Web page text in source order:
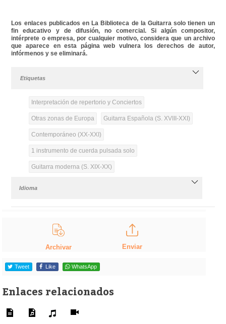
Los enlaces publicados en La Biblioteca de la Guitarra solo tienen un
fin educativo y de difusión, no comercial. Si algún compositor,
intérprete o empresa, por cualquier motivo, considera que un archivo
que aparece en esta página web vulnera los derechos de autor,
infórmenos y se eliminará.
Etiquetas
Interpretación de repertorio y Conciertos
Otras zonas de Europa Guitarra Española (S. XVIII-XXI)
Contemporáneo (XX-XXI)
1 instrumento de cuerda pulsada solo
Guitarra moderna (S. XIX-XX)
Idioma
Archivar Enviar
Tweet Like WhatsApp
Enlaces relacionados